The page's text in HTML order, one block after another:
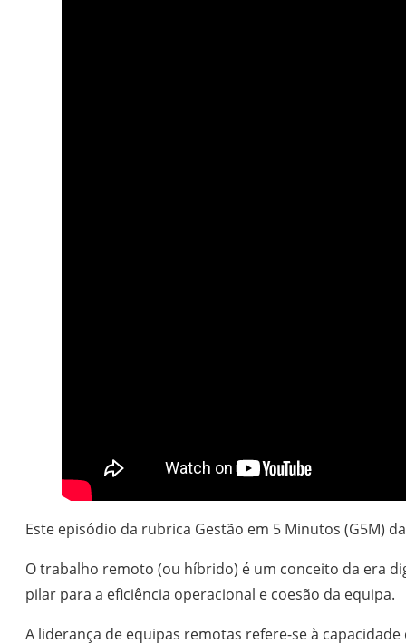
Este episódio da rubrica Gestão em 5 Minutos (G5M)
O trabalho remoto (ou híbrido) é um conceito da era
pilar para a eficiência operacional e coesão da equipa.
A liderança de equipas remotas refere-se à